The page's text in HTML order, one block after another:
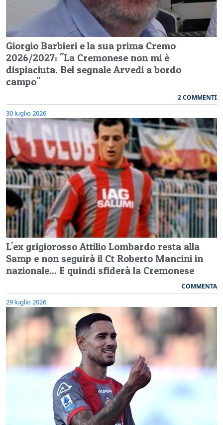
Giorgio Barbieri e la sua prima Cremo
2026/2027: "La Cremonese non mi è
dispiaciuta. Bel segnale Arvedi a bordo
campo"
2 COMMENTI
30 luglio 2026
L'ex grigiorosso Attilio Lombardo resta alla
Samp e non seguirà il Ct Roberto Mancini in
nazionale... E quindi sfiderà la Cremonese
COMMENTA
29 luglio 2026